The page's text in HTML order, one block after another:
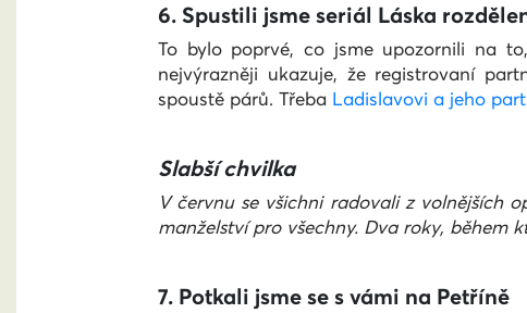
6. Spustili jsme seriál Láska
To bylo poprvé, co jsme upozornili na
nejvýrazněji ukazuje, že registrovaní
spoustě párů. Třeba Ladislavovi a jeho
Slabší chvilka
V červnu se všichni radovali z volnějších
manželství pro všechny. Dva roky, během
7. Potkali jsme se s vámi na Petříně